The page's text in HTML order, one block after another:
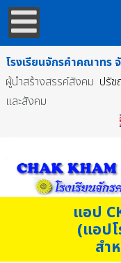
โรงเรียนจักรคำคณาทร
ผู้นำสร้างสรรค์สังคม ปรัช
และสังคม
แอป
(แอปโ
สำ